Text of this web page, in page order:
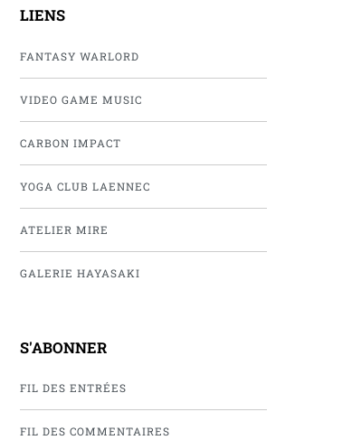
LIENS
FANTASY WARLORD
VIDEO GAME MUSIC
CARBON IMPACT
YOGA CLUB LAENNEC
ATELIER MIRE
GALERIE HAYASAKI
S'ABONNER
FIL DES ENTRÉES
FIL DES COMMENTAIRES